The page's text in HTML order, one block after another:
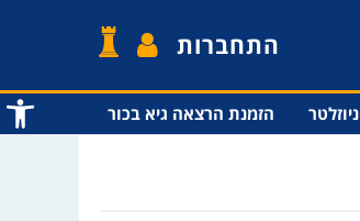
פתח
התחברות
ניוזלטר הזמנת הרצאה גיא בכור